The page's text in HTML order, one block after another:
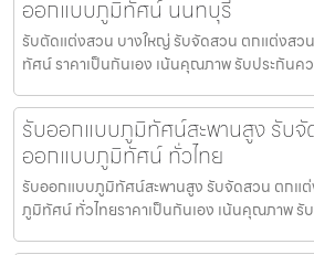
ออกแบบภูมิทัศน์ นนทบุรี
รับตัดแต่งสวน บางใหญ่ รับจัดสวน ตกแต่งส
ทัศน์ ราคาเป็นกันเอง เน้นคุณภาพ รับประกันค
รับออกแบบภูมิทัศน์สะพานสูง รับ
ออกแบบภูมิทัศน์ ทั่วไทย
รับออกแบบภูมิทัศน์สะพานสูง รับจัดสวน ตกแ
ภูมิทัศน์ ทั่วไทยราคาเป็นกันเอง เน้นคุณภาพ รั